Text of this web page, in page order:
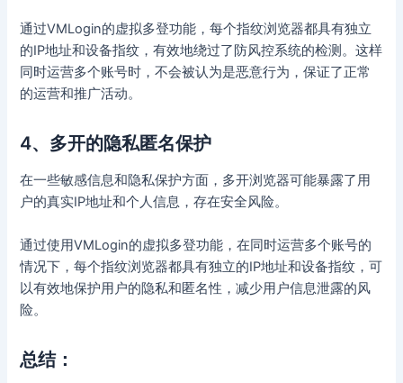
通过VMLogin的虚拟多登功能，每个指纹浏览器都具有独立
的IP地址和设备指纹，有效地绕过了防风控系统的检测。这样
同时运营多个账号时，不会被认为是恶意行为，保证了正常
的运营和推广活动。
4、多开的隐私匿名保护
在一些敏感信息和隐私保护方面，多开浏览器可能暴露了用
户的真实IP地址和个人信息，存在安全风险。
通过使用VMLogin的虚拟多登功能，在同时运营多个账号的
情况下，每个指纹浏览器都具有独立的IP地址和设备指纹，可
以有效地保护用户的隐私和匿名性，减少用户信息泄露的风
险。
总结：